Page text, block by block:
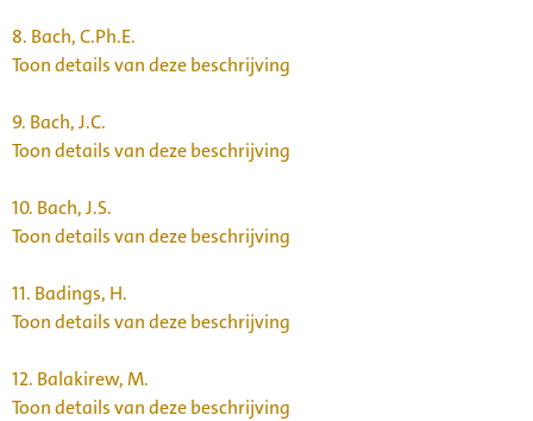
8. Bach, C.Ph.E.
Toon details van deze beschrijving
9. Bach, J.C.
Toon details van deze beschrijving
10. Bach, J.S.
Toon details van deze beschrijving
11. Badings, H.
Toon details van deze beschrijving
12. Balakirew, M.
Toon details van deze beschrijving